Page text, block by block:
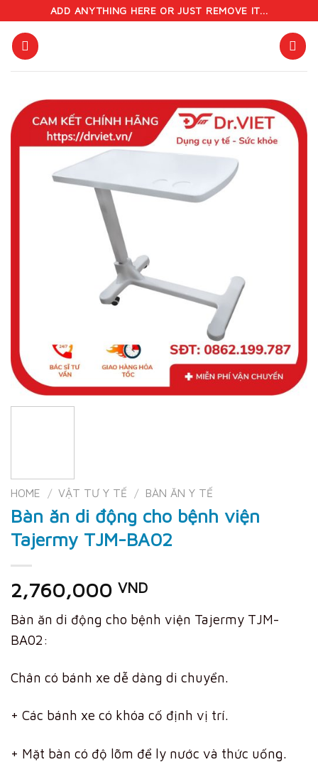
content
ADD ANYTHING HERE OR JUST REMOVE IT...
HOME / VẬT TƯ Y TẾ / BÀN ĂN Y TẾ
Bàn ăn di động cho bệnh viện
Tajermy TJM-BA02
2,760,000 VND
Bàn ăn di động cho bệnh viện Tajermy TJM-
BA02:
Chân có bánh xe dễ dàng di chuyển.
+ Các bánh xe có khóa cố định vị trí.
+ Mặt bàn có độ lõm để ly nước và thức uống.